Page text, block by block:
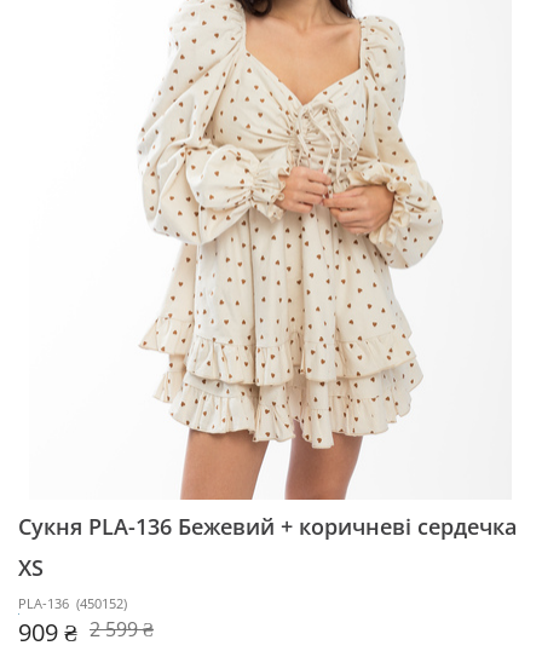
Сукня PLA-136 Бежевий + коричневі сердечка
XS
PLA-136 (450152)
909 ₴ 2 599 ₴